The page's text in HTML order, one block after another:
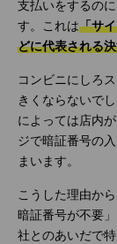
支払いをするの
す。これは「サ
どに代表される
コンビニにしろ
きくならないで
によっては店内
ジで暗証番号の
まいます。
こうした理由か
暗証番号が不要
社とのあいだで